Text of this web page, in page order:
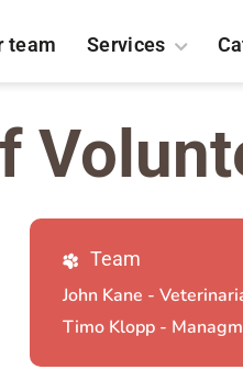
team Services
Team
John Kane -
Timo Klopp -